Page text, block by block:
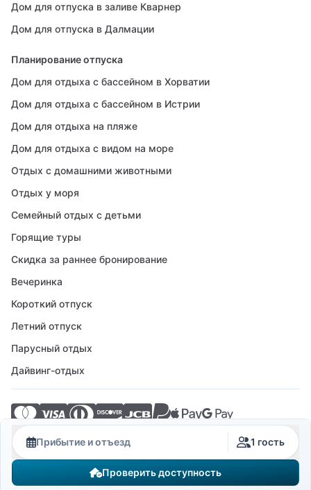
Прибытие и отъезд 1 гость
Проверить доступность
Дом для отпуска в заливе Кварнер
Дом для отпуска в Далмации
Планирование отпуска
Дом для отдыха с бассейном в Хорватии
Дом для отдыха с бассейном в Истрии
Дом для отдыха на пляже
Дом для отдыха с видом на море
Отдых с домашними животными
Отдых у моря
Семейный отдых с детьми
Горящие туры
Скидка за раннее бронирование
Вечеринка
Короткий отпуск
Летний отпуск
Парусный отдых
Дайвинг-отдых
© 2026 Crovillas GmbH